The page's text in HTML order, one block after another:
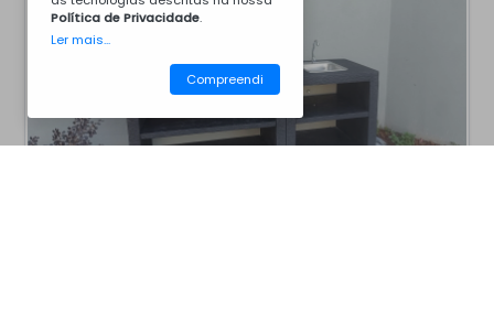
Política de Privacidade.
Ler mais...
Compreendi